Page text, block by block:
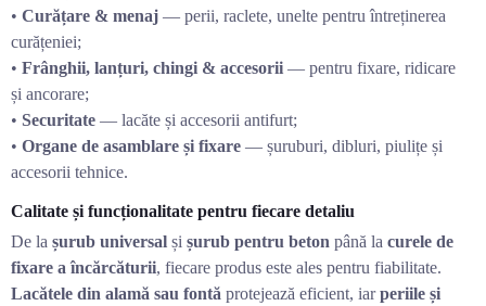
• Curățare & menaj — perii, raclete, unelte pentru întreținerea
curățeniei;
• Frânghii, lanțuri, chingi & accesorii — pentru fixare, ridicare
și ancorare;
• Securitate — lacăte și accesorii antifurt;
• Organe de asamblare și fixare — șuruburi, dibluri, piulițe și
accesorii tehnice.
Calitate și funcționalitate pentru fiecare detaliu
De la șurub universal și șurub pentru beton până la curele de
fixare a încărcăturii, fiecare produs este ales pentru fiabilitate.
Lacătele din alamă sau fontă protejează eficient, iarperiile și